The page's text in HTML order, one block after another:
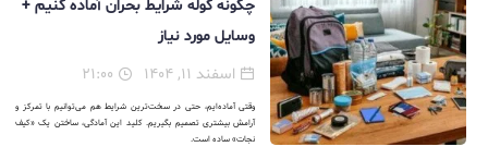
چگونه کوله شرایط بحران آماده کنیم +
وسایل مورد نیاز
اسفند ۱۱, ۱۴۰۴
وقتی آماده‌ایم، حتی در سخت‌ترین شرایط هم می‌توانیم با تمرکز و
آرامش بیشتری تصمیم بگیریم. کلید این آمادگی، ساختن یک «کیف
نجات» ساده است.